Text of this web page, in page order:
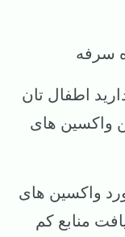
اطفال تان
واکسین های
واکسین های
منابع کم